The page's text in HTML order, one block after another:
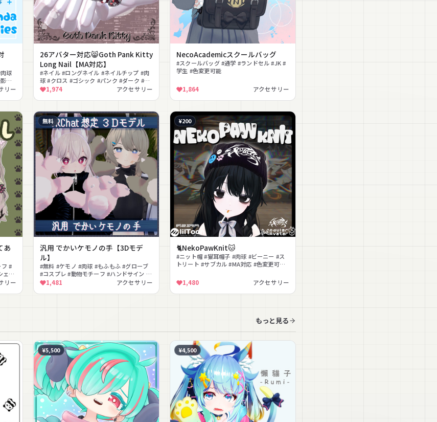
球
向
リー
26アバター対応😸Goth Pank Kitty
Long Nail【MA対応】
#ネイル #ロングネイル #ネイルチップ #肉
球 #クロス #ゴシック #パンク #ダーク #MA
対応1,974 アクセサリー
NecoAcademicスクールバッグ
#スクールバッグ #通学 #ランドセル #JK #
学生 #色変更可能
1,864 アクセサリー
あ
#
ェイ
リー
無料
汎用 でかいケモノの手【3Dモデ
ル】
#無料 #ケモノ #肉球 #もふもふ #グローブ
#コスプレ #動物モチーフ #ハンドサイン #
ちび素体対応 #MA対応
1,481 アクセサリー
¥200
🐈NekoPawKnit🐱
#ニット帽 #猫耳帽子 #肉球 #ビーニー #ス
トリート #サブカル #MA対応 #色変更可能
1,480
アクセサリー
もっと見る
¥5,500 ¥4,500